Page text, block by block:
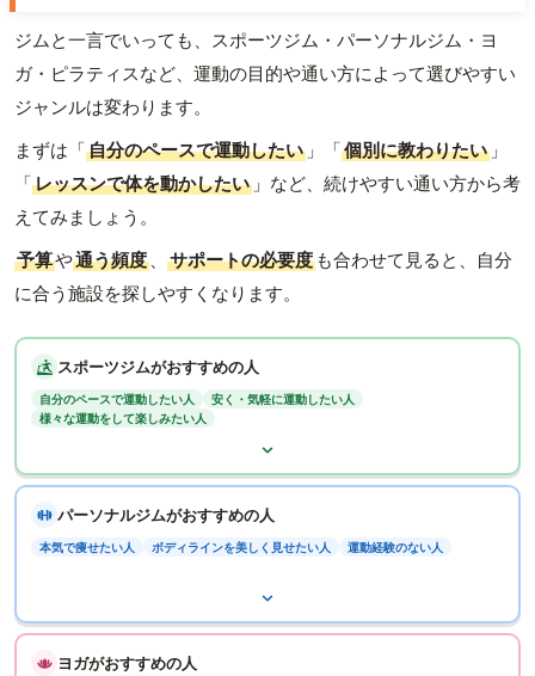
ジムと一言でいっても、スポーツジム・パーソナルジム・ヨ
ガ・ピラティスなど、運動の目的や通い方によって選びやすい
ジャンルは変わります。
まずは「自分のペースで運動したい 」「個別に教わりたい 」
「レッスンで体を動かしたい 」など、続けやすい通い方から考
えてみましょう。
予算や通う頻度 、 サポートの必要度 も合わせて見ると、自分
に合う施設を探しやすくなります。
スポーツジムがおすすめの人
自分のペースで運動したい人
安く・気軽に運動したい人
様々な運動をして楽しみたい人
パーソナルジムがおすすめの人
本気で痩せたい人 ボディラインを美しく見せたい人 運動経験のない人
ヨガがおすすめの人